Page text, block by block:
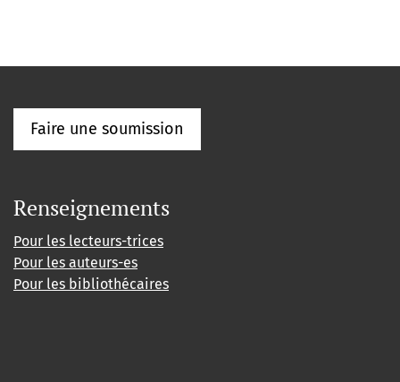
Faire une soumission
Renseignements
Pour les lecteurs-trices
Pour les auteurs-es
Pour les bibliothécaires